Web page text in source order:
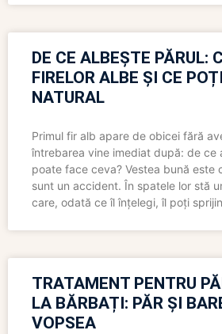
DE CE ALBEȘTE PĂRUL:
FIRELOR ALBE ȘI CE
NATURAL
Primul fir alb apare de obicei fără
întrebarea vine imediat după: de ce
poate face ceva? Vestea bună este
sunt un accident. În spatele lor stă
care, odată ce îl înțelegi, îl poți
TRATAMENT PENTRU
LA BĂRBAȚI: PĂR ȘI
VOPSEA